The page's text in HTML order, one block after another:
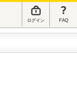
ログイン FAQ